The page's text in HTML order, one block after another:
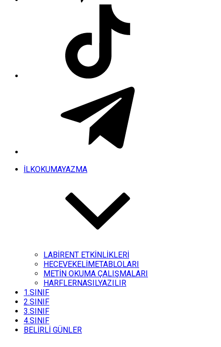
İLKOKUMAYAZMA
LABİRENT ETKİNLİKLERİ
HECEVEKELİMETABLOLARI
METİN OKUMA ÇALIŞMALARI
HARFLERNASILYAZILIR
1.SINIF
2.SINIF
3.SINIF
4.SINIF
BELİRLİ GÜNLER